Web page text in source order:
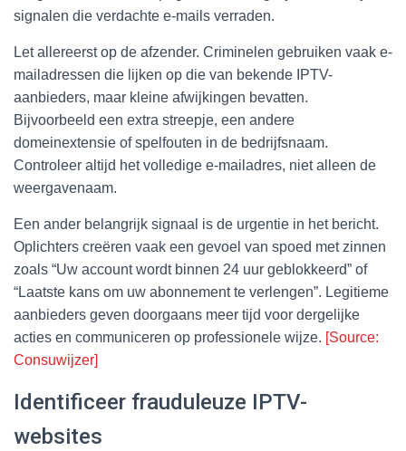
signalen die verdachte e-mails verraden.
Let allereerst op de afzender. Criminelen gebruiken vaak e-
mailadressen die lijken op die van bekende IPTV-
aanbieders, maar kleine afwijkingen bevatten.
Bijvoorbeeld een extra streepje, een andere
domeinextensie of spelfouten in de bedrijfsnaam.
Controleer altijd het volledige e-mailadres, niet alleen de
weergavenaam.
Een ander belangrijk signaal is de urgentie in het bericht.
Oplichters creëren vaak een gevoel van spoed met zinnen
zoals “Uw account wordt binnen 24 uur geblokkeerd” of
“Laatste kans om uw abonnement te verlengen”. Legitieme
aanbieders geven doorgaans meer tijd voor dergelijke
acties en communiceren op professionele wijze. [Source:
Consuwijzer]
Identificeer frauduleuze IPTV-
websites